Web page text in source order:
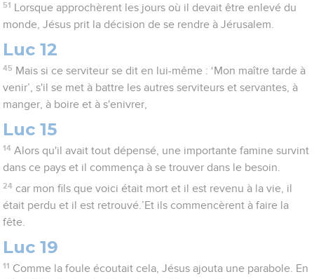
51
Lorsque approchèrent les jours où il devait être enlevé du
monde, Jésus prit la décision de se rendre à Jérusalem.
Luc 12
45 Mais si ce serviteur se dit en lui-même : ‘Mon maître tarde à
venir’, s'il se met à battre les autres serviteurs et servantes, à
manger, à boire et à s'enivrer,
Luc 15
14 Alors qu'il avait tout dépensé, une importante famine survint
dans ce pays et il commença à se trouver dans le besoin.
24 car mon fils que voici était mort et il est revenu à la vie, il
était perdu et il est retrouvé.’Et ils commencèrent à faire la
fête.
Luc 19
11 Comme la foule écoutait cela, Jésus ajouta une parabole. En